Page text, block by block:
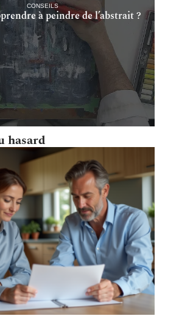
CONSEILS
à peindre de l’abstrait ?
hasard